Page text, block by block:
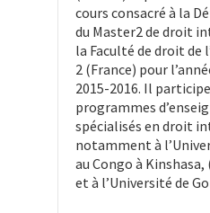
cours consacré à la
du Master2 de droit
la Faculté de droit de
2 (France) pour
2015-2016. Il
programmes
spécialisés en droit
notamment à
au Congo à Kinshasa,
et à l’Université de